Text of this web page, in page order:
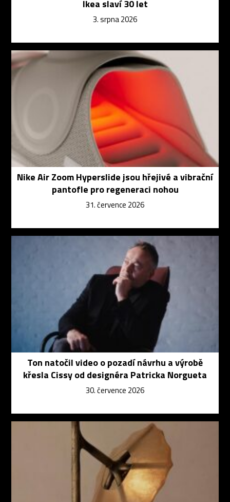
Ikea slaví 30 let
3. srpna 2026
Nike Air Zoom Hyperslide jsou hřejivé a vibrační
pantofle pro regeneraci nohou
31. července 2026
Ton natočil video o pozadí návrhu a výrobě
křesla Cissy od designéra Patricka Norgueta
30. července 2026